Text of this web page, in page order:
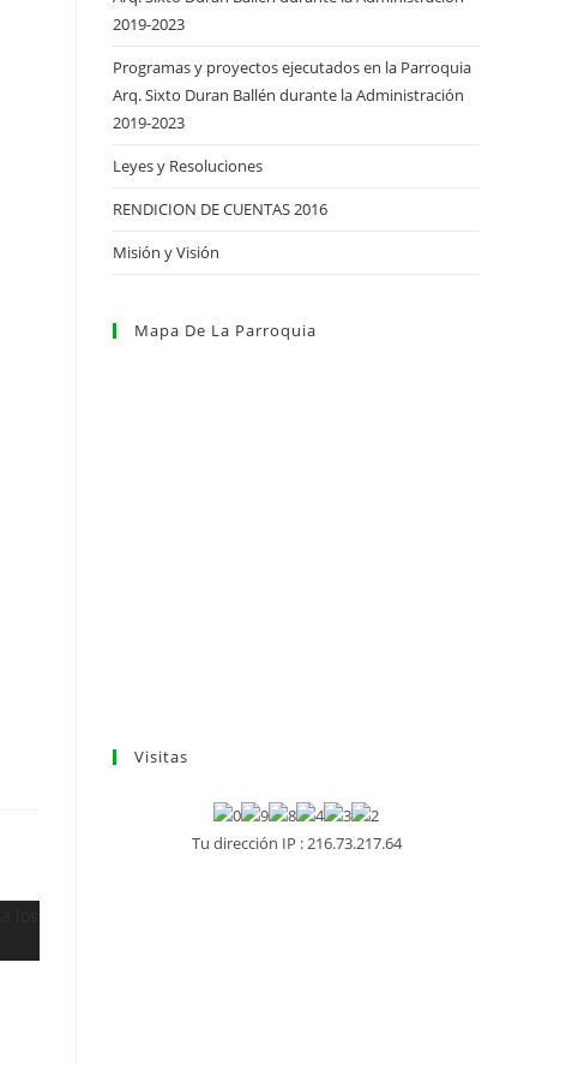
2019-2023
Programas y proyectos ejecutados en la Parroquia
Arq. Sixto Duran Ballén durante la Administración
2019-2023
Leyes y Resoluciones
RENDICION DE CUENTAS 2016
Misión y Visión
Mapa De La Parroquia
Visitas
Tu dirección IP : 216.73.217.64